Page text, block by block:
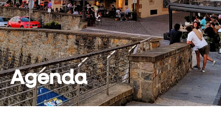
Agenda